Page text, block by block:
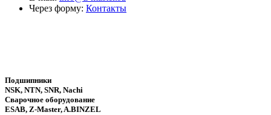
Через форму: Контакты
Подшипники
NSK, NTN, SNR, Nachi
Сварочное оборудование
ESAB, Z-Master, A.BINZEL